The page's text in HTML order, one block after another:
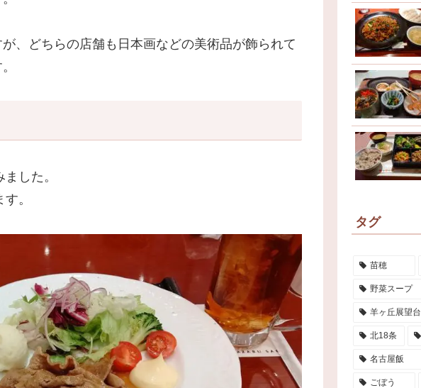
、どちらの店舗も日本画などの美術品が飾られて
した。
。
タグ
苗穂
野菜スープ
羊ヶ丘展望台
北18条
名古屋飯
ごぼう